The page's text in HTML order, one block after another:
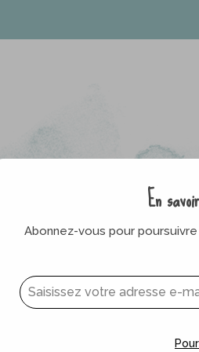
En
Abonnez-vous pour